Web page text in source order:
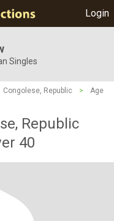
Login
Singles
Congolese, Republic >
Age
Republic
40